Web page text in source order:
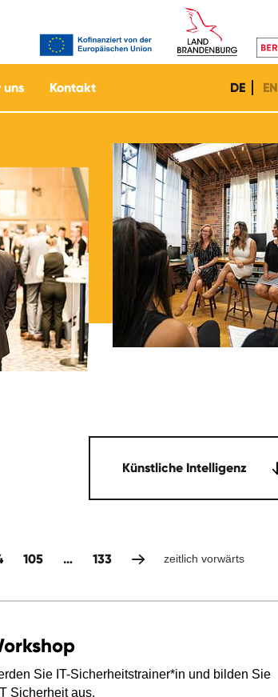
uns Kontakt DE EN
Künstliche Intelligenz
105 … 133 zeitlich vorwärts
Sie IT-Sicherheitstrainer*in und bilden Sie
Sicherheit aus.